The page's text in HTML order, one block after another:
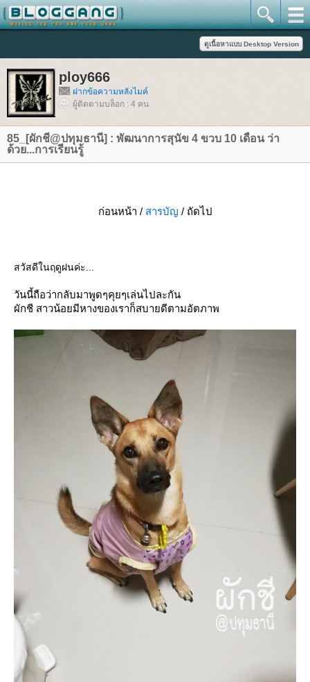
ploy666
ฝากข้อความหลังไมค์
ผู้ติดตามบล็อก : 4 คน
85_[ผักชี@ปทุมธานี] : พัฒนาการสุนัข 4 ขวบ 10 เดือน ว่า
ด้วย...การเรียนรู้
ก่อนหน้า / สารบัญ / ถัดไป
สวัสดีในฤดูฝนค่ะ...
วันนี้ถือว่ากลับมาพูดๆคุยๆเล่นไปละกัน
ผักชี สาวน้อยมีหางของเราก็สบายดีตามอัตภาพ